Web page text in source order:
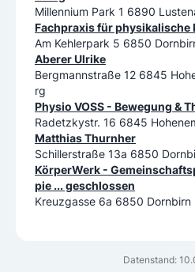
Datenstand:
Millennium Park 1 6890
Fachpraxis für physikalische
Am Kehlerpark 5 6850
Aberer Ulrike
Bergmannstraße 12 6845
rg
Physio VOSS - Bewegung &
Radetzkystr. 16 6845
Matthias Thurnher
Schillerstraße 13a 6850
KörperWerk -
pie ... geschlossen
Kreuzgasse 6a 6850 Dornbirn